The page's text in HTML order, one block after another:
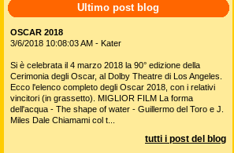
Ultimo post blog
OSCAR 2018
3/6/2018 10:08:03 AM - Kater
Si è celebrata il 4 marzo 2018 la 90° edizione della
Cerimonia degli Oscar, al Dolby Theatre di Los Angeles.
Ecco l'elenco completo degli Oscar 2018, con i relativi
vincitori (in grassetto). MIGLIOR FILM La forma
dell'acqua - The shape of water - Guillermo del Toro e J.
Miles Dale Chiamami col t...
tutti i post del blog